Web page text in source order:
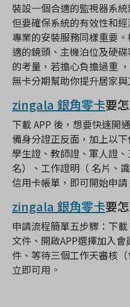
裝設一個合適的監視器系
但要確保系統的有效性和
專業的安裝服務同樣重要
適的鏡頭、主機泊位及硬
的考量，若擔心負擔過重
無卡分期幫助你提升居家
zingala 銀角零卡要
下載 APP 後，想要快速開
備身分證正反面，加上以
學生證、教師證、軍人證
名）、工作證明（ 名片、
信用卡帳單，即可開始申請
zingala 銀角零卡要
申請流程簡單五步驟：下載
文件、開啟APP選擇加入
件、等待三個工作天審核
立即可用。